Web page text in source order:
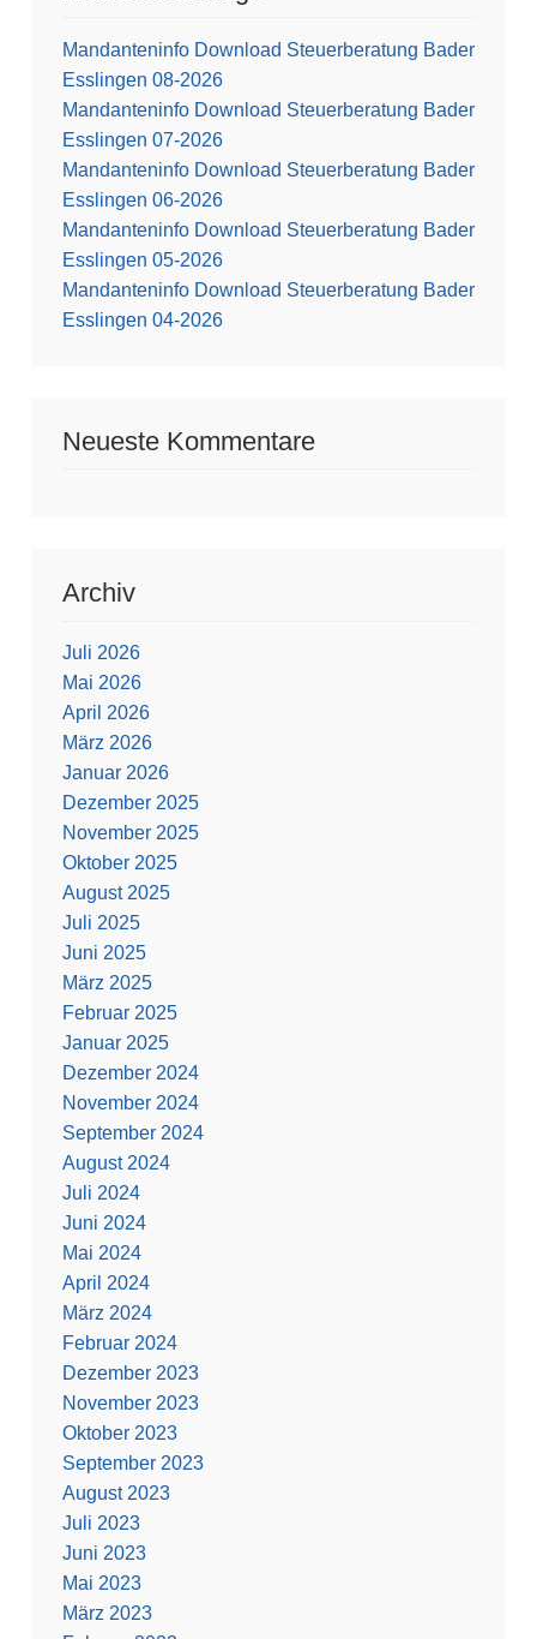
Mandanteninfo Download Steuerberatung Bader
Esslingen 08-2026
Mandanteninfo Download Steuerberatung Bader
Esslingen 07-2026
Mandanteninfo Download Steuerberatung Bader
Esslingen 06-2026
Mandanteninfo Download Steuerberatung Bader
Esslingen 05-2026
Mandanteninfo Download Steuerberatung Bader
Esslingen 04-2026
Neueste Kommentare
Archiv
Juli 2026
Mai 2026
April 2026
März 2026
Januar 2026
Dezember 2025
November 2025
Oktober 2025
August 2025
Juli 2025
Juni 2025
März 2025
Februar 2025
Januar 2025
Dezember 2024
November 2024
September 2024
August 2024
Juli 2024
Juni 2024
Mai 2024
April 2024
März 2024
Februar 2024
Dezember 2023
November 2023
Oktober 2023
September 2023
August 2023
Juli 2023
Juni 2023
Mai 2023
März 2023